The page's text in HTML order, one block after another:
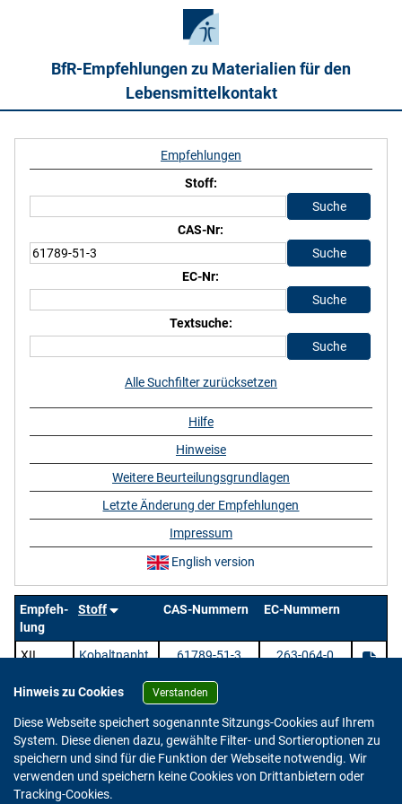
BfR-Empfehlungen zu Materialien für den
Lebensmittelkontakt
Empfeh-
lung
Stoff CAS-Nummern EC-Nummern
XII
Kobaltnapht
61789-51-3 263-064-0
1 Stoffe | / 1 | Zeige pro Seite.
Empfehlungen
Stoff:
CAS-Nr:
EC-Nr:
Textsuche:
Alle Suchfilter zurücksetzen
Hilfe
Hinweise
Weitere Beurteilungsgrundlagen
Letzte Änderung der Empfehlungen
Impressum
English version
Hinweis zu Cookies Verstanden
Diese Webseite speichert sogenannte Sitzungs-Cookies auf Ihrem
System. Diese dienen dazu, gewählte Filter- und Sortieroptionen zu
speichern und sind für die Funktion der Webseite notwendig. Wir
verwenden und speichern keine Cookies von Drittanbietern oder
Tracking-Cookies.